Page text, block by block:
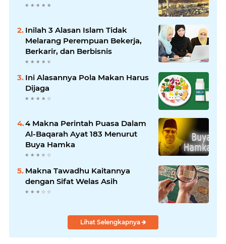
Inilah 3 Alasan Islam Tidak
Melarang Perempuan Bekerja,
Berkarir, dan Berbisnis
Ini Alasannya Pola Makan Harus
Dijaga
4 Makna Perintah Puasa Dalam
Al-Baqarah Ayat 183 Menurut
Buya Hamka
Makna Tawadhu Kaitannya
dengan Sifat Welas Asih
Lihat Selengkapnya